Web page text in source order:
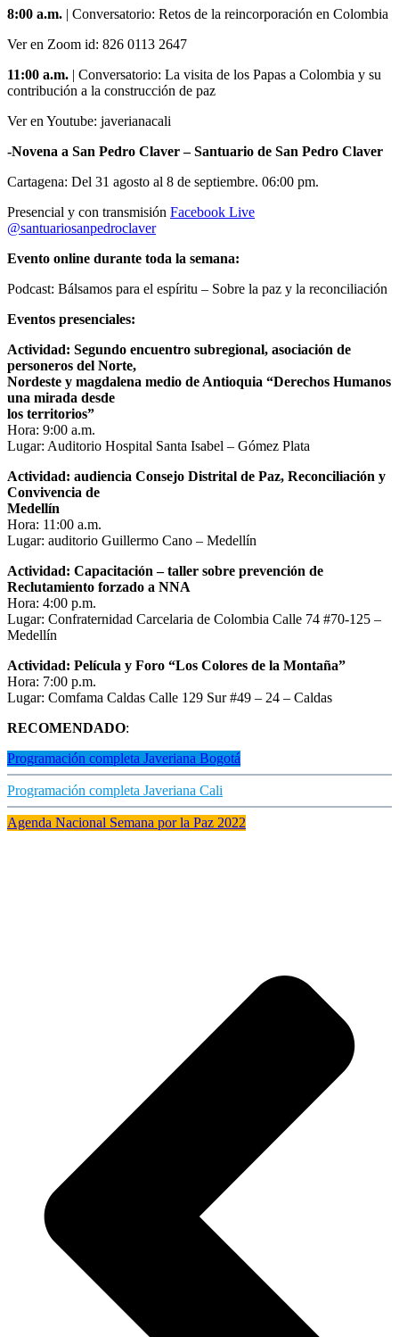
8:00 a.m. | Conversatorio: Retos de la reincorporación en Colombia
Ver en Zoom id: 826 0113 2647
11:00 a.m. | Conversatorio: La visita de los Papas a Colombia y su
contribución a la construcción de paz
Ver en Youtube: javerianacali
-Novena a San Pedro Claver – Santuario de San Pedro Claver
Cartagena: Del 31 agosto al 8 de septiembre. 06:00 pm.
Presencial y con transmisión Facebook Live
@santuariosanpedroclaver
Evento online durante toda la semana:
Podcast: Bálsamos para el espíritu – Sobre la paz y la reconciliación
Eventos presenciales:
Actividad: Segundo encuentro subregional, asociación de
personeros del Norte,
Nordeste y magdalena medio de Antioquia “Derechos Humanos
una mirada desde
los territorios”
Hora: 9:00 a.m.
Lugar: Auditorio Hospital Santa Isabel – Gómez Plata
Actividad: audiencia Consejo Distrital de Paz, Reconciliación y
Convivencia de
Medellín
Hora: 11:00 a.m.
Lugar: auditorio Guillermo Cano – Medellín
Actividad: Capacitación – taller sobre prevención de
Reclutamiento forzado a NNA
Hora: 4:00 p.m.
Lugar: Confraternidad Carcelaria de Colombia Calle 74 #70-125 –
Medellín
Actividad: Película y Foro “Los Colores de la Montaña”
Hora: 7:00 p.m.
Lugar: Comfama Caldas Calle 129 Sur #49 – 24 – Caldas
RECOMENDADO:
Programación completa Javeriana Bogotá
Programación completa Javeriana Cali
Agenda Nacional Semana por la Paz 2022